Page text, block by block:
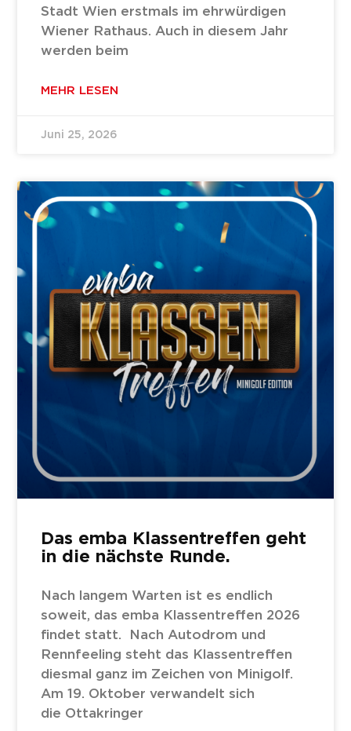
Stadt Wien erstmals im ehrwürdigen
Wiener Rathaus. Auch in diesem Jahr
werden beim
MEHR LESEN
Juni 25, 2026
Das emba Klassentreffen geht
in die nächste Runde.
Nach langem Warten ist es endlich
soweit, das emba Klassentreffen 2026
findet statt. Nach Autodrom und
Rennfeeling steht das Klassentreffen
diesmal ganz im Zeichen von Minigolf.
Am 19. Oktober verwandelt sich
die Ottakringer